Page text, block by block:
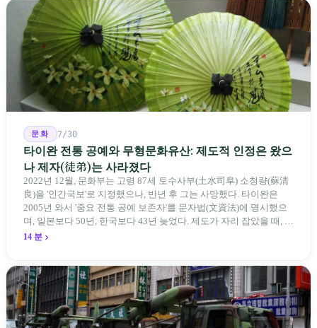
문화 7/30
타이완 전통 공예와 무형문화유산: 제도적 인정은 왔으
나 제자(徒弟)는 사라졌다
2022년 12월, 문화부는 고령 87세 토수사부(土水司阜) 소청량(蘇清
良)을 '인간국보'로 지정했으나, 반년 후 그는 사망했다. 타이완은
2005년 와서 '중요 전통 공예 보존자'를 문자법(文資法)에 명시했으
며, 일본보다 50년, 한국보다 43년 늦었다. 제도가 자리 잡았을 때, 제
자 제도는 이미 1970-80년대 산업화 과정에서 붕괴되었다. 600여 명
14 분